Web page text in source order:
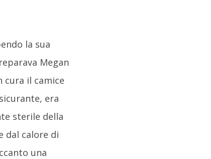
la sua
Megan
cura il camice
era
sterile della
dal calore di
una